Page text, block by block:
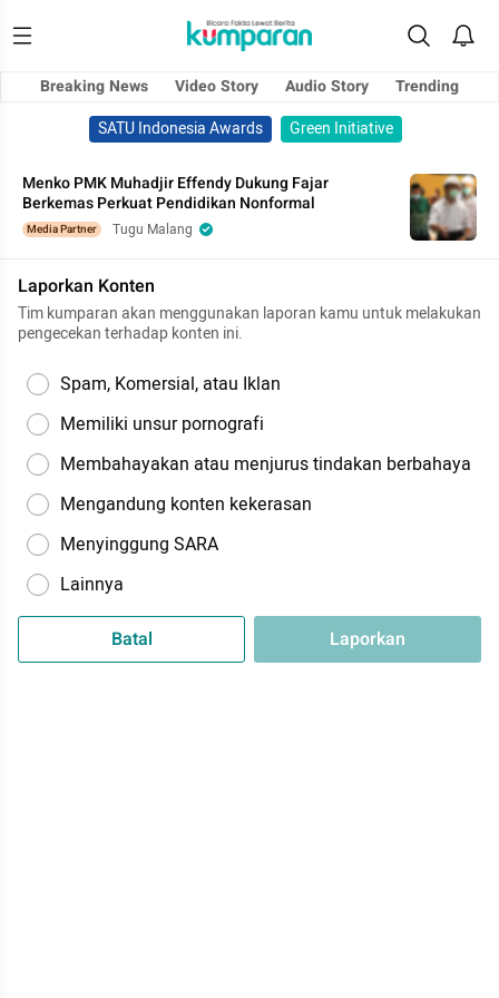
Breaking News Video Story Audio Story
Trending
SATU Indonesia Awards
Green Initiative
Menko PMK Muhadjir Effendy Dukung Fajar
Berkemas Perkuat Pendidikan Nonformal
Media Partner Tugu Malang
Laporkan Konten
Tim kumparan akan menggunakan laporan kamu untuk melakukan
pengecekan terhadap konten ini.
Spam, Komersial, atau Iklan
Memiliki unsur pornografi
Membahayakan atau menjurus tindakan berbahaya
Mengandung konten kekerasan
Menyinggung SARA
Lainnya
Batal Laporkan